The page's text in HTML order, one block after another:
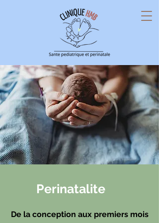
Perinatalite
De la conception aux premiers mois